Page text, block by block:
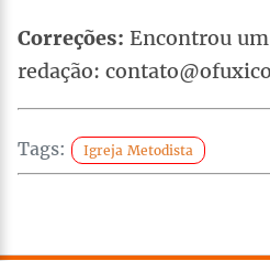
Correções: Encontrou
redação:
Tags: Igreja Metodista